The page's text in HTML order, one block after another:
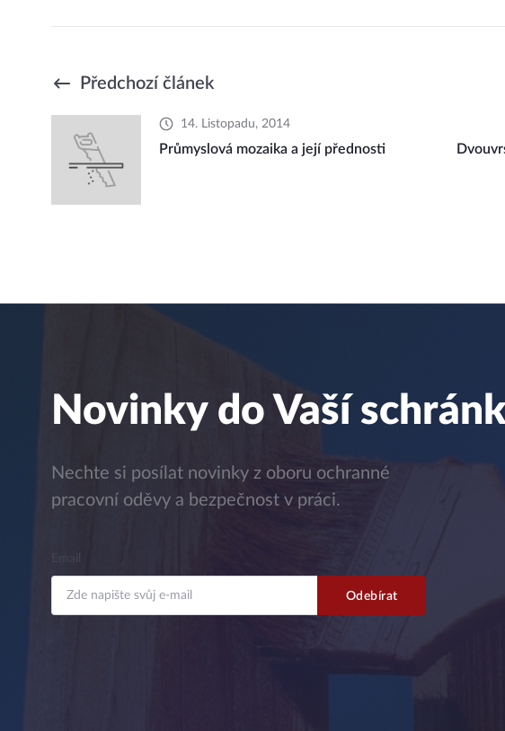
Předchozí článek
14. Listopadu, 2014
Průmyslová mozaika a její přednosti
Novinky do Vaší
Nechte si posílat novinky z oboru ochranné
pracovní oděvy a bezpečnost v práci.